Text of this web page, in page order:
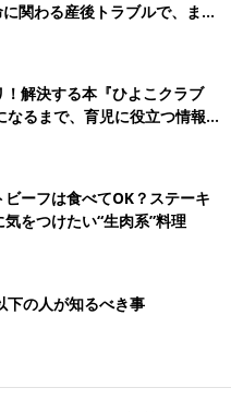
と鮮血がない。限りは大丈
茶おり.....
を受けました。 茶おり→暗
量）水曜日鮮血→オレンジ色
茶おりくらいになっててく
関わる産後トラブルで、まさ
ビュー】
解決する本『ひよこクラブ
るまで、育児に役立つ情報が
ビーフは食べてOK？ステーキ
をつけたい“生肉系”料理
下の人が知るべき事